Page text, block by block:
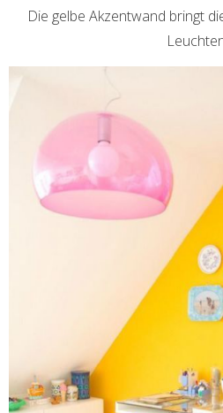
Die gelbe Akzentwand bringt